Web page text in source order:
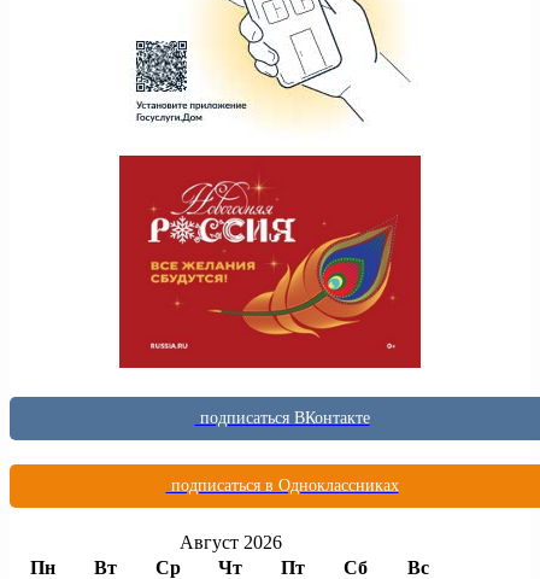
подписаться ВКонтакте
подписаться в Одноклассниках
Август 2026
Пн
Вт Ср Чт Пт Сб Вс